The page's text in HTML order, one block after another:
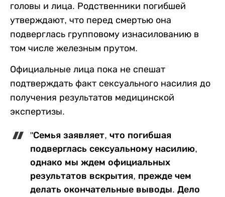
головы и лица. Родственники погибшей
утверждают, что перед смертью она
подверглась групповому изнасилованию в
том числе железным прутом.
Официальные лица пока не спешат
подтверждать факт сексуального насилия до
получения результатов медицинской
экспертизы.
"Семья заявляет, что погибшая
подверглась сексуальному насилию,
однако мы ждем официальных
результатов вскрытия, прежде чем
делать окончательные выводы. Дело